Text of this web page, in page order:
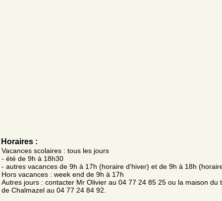
Horaires :
Vacances scolaires : tous les jours
- été de 9h à 18h30
- autres vacances de 9h à 17h (horaire d'hiver) et de 9h à 18h
Hors vacances : week end de 9h à 17h
Autres jours : contacter Mr Olivier au 04 77 24 85 25 ou la maison du
de Chalmazel au 04 77 24 84 92.